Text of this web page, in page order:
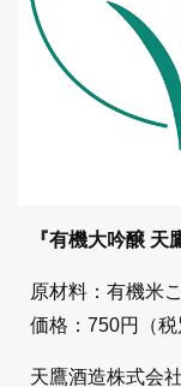
『有機大吟醸 天
原材料：有機米
価格：750円（
天鷹酒造株式会社